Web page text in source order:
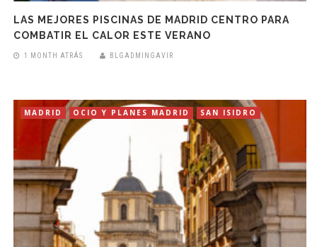
LAS MEJORES PISCINAS DE MADRID CENTRO PARA
COMBATIR EL CALOR ESTE VERANO
1 MONTH ATRÁS BLGADMINGAVIR
MADRID OCIO Y PLANES MADRID SAN ISIDRO